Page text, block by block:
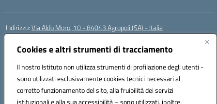
Cookies e altri strumenti di tracciamento
Il nostro Istituto non utilizza strumenti di profilazione degli utenti -
sono utilizzati esclusivamente cookies tecnici necessari al
corretto funzionamento del sito, alla fruibilità dei servizi
istituzionali e alla sua accessibilità – sono utilizzati, inoltre,
Indirizzo:Via Aldo Moro, 10 - 84043 Agropoli (SA) - Italia
Centralino:
Posta elettronica certificata (PEC):saic8at00d@pec.istruzione.it
Codice fiscale: 90009620650
Codice meccanografico:SAIC8AT00D
Codice Indice delle Pubbliche Amministrazioni (IPA): istsc_saic8at00d
Codice unico di fatturazione (CUF): UF1K7E